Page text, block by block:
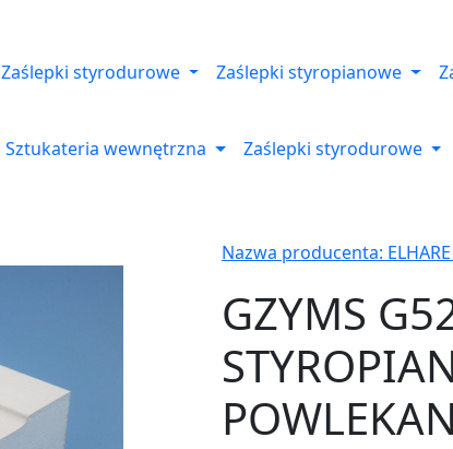
Zaślepki styrodurowe Zaślepki styropianowe
Sztukateria wewnętrzna Zaślepki styrodurowe
Nazwa producenta: ELHARE
GZYMS